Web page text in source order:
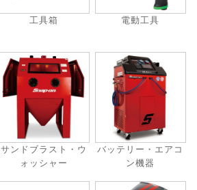
工具箱 電動工具
サンドブラスト・ウ
ォッシャー
バッテリー・エアコ
ン機器